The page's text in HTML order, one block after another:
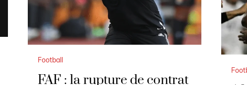
Football
FAF : la rupture de contrat